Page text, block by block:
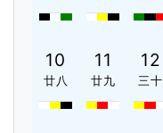
10
廿八
11
廿九
12
三十